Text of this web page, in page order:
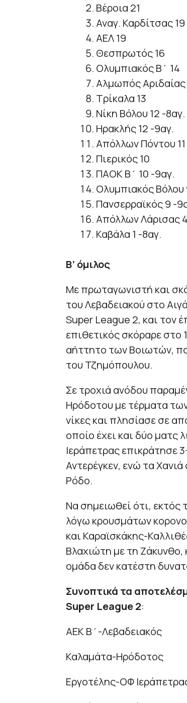
Βέροια 21
Αναγ. Καρδίτσας
ΑΕΛ 19
Θεσπρωτός 16
Ολυμπιακός Β΄ 14
Αλμωπός Αριδαίας
Τρίκαλα 13
Νίκη Βόλου 12 -8αγ.
Ηρακλής 12 -9αγ.
Απόλλων Πόντου 11
Πιερικός 10
ΠΑΟΚ Β΄ 10 -9αγ.
Ολυμπιακός Βόλου
Πανσερραϊκός 9 -
Απόλλων Λάρισας 4
Καβάλα 1 -8αγ.
Β’ όμιλος
Με πρωταγωνιστή και
του Λεβαδειακού στο
Super League 2, και τον
επιθετικός σκόραρε στο
αήττητο των Βοιωτών,
του Τζημόπουλου.
Σε τροχιά ανόδου
Ηρόδοτου με τέρματα
νίκες και πλησίασε σε
οποίο έχει και δύο ματς
Ιεράπετρας επικράτησε
Αντερέγκεν, ενώ τα
Ρόδο.
Να σημειωθεί ότι,
λόγω κρουσμάτων
και Καραϊσκάκης-
Βλαχιώτη με τη
ομάδα δεν κατέστη
Συνοπτικά τα
Super League 2:
ΑΕΚ Β΄-Λεβαδειακός
Καλαμάτα-
Εργοτέλης-ΟΦ